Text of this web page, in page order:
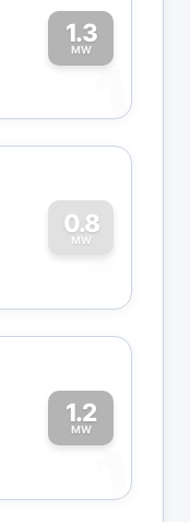
1.3
MW
1
0.8
MW
0
1.2
MW
1